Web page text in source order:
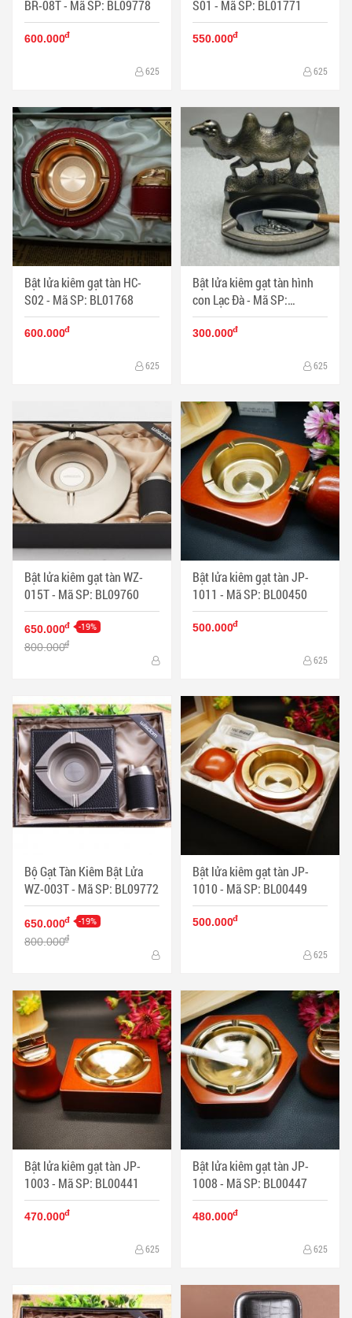
BR-08T - Mã SP: BL09778
600.000đ
625
S01 - Mã SP: BL01771
550.000đ
625
Bật lửa kiêm gạt tàn HC-
S02 - Mã SP: BL01768
600.000đ
625
Bật lửa kiêm gạt tàn hình
con Lạc Đà - Mã SP:
BL09192
300.000đ
625
Bật lửa kiêm gạt tàn WZ-
015T - Mã SP: BL09760
650.000đ -19%
800.000đ
Bật lửa kiêm gạt tàn JP-
1011 - Mã SP: BL00450
500.000đ
625
Bộ Gạt Tàn Kiêm Bật Lửa
WZ-003T - Mã SP: BL09772
650.000đ -19%
800.000đ
Bật lửa kiêm gạt tàn JP-
1010 - Mã SP: BL00449
500.000đ
625
Bật lửa kiêm gạt tàn JP-
1003 - Mã SP: BL00441
470.000đ
625
Bật lửa kiêm gạt tàn JP-
1008 - Mã SP: BL00447
480.000đ
625